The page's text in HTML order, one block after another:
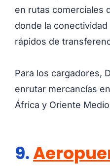
en rutas comerciales
donde la
rápidos de
Para los cargadores,
enrutar mercancías
África y Oriente
9.